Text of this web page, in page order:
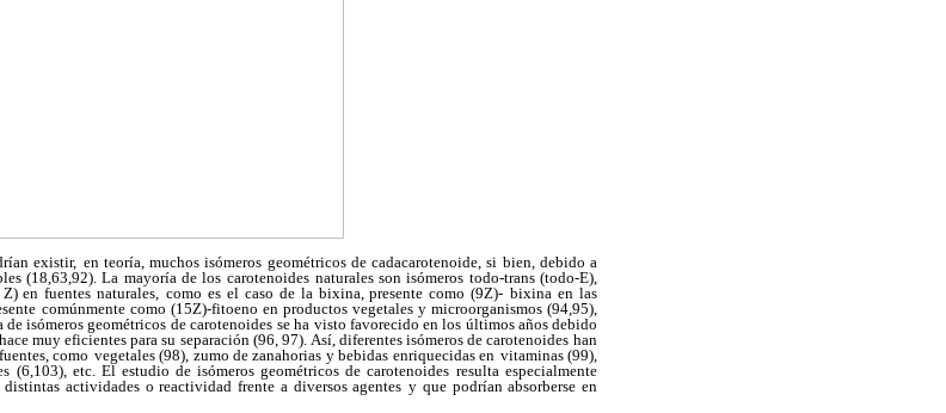
existir, en teoría, muchos isómeros geométricos de cadacarotenoide, si bien, debido a
(18,63,92). La mayoría de los carotenoides naturales son isómeros todo-trans (todo-E),
en fuentes naturales, como es el caso de la bixina, presente como (9Z)- bixina en las
comúnmente como (15Z)-fitoeno en productos vegetales y microorganismos (94,95),
isómeros geométricos de carotenoides se ha visto favorecido en los últimos años debido
muy eficientes para su separación (96, 97). Así, diferentes isómeros de carotenoides han
como vegetales (98), zumo de zanahorias y bebidas enriquecidas en vitaminas (99),
(6,103), etc. El estudio de isómeros geométricos de carotenoides resulta especialmente
distintas actividades o reactividad frente a diversos agentes y que podrían absorberse en